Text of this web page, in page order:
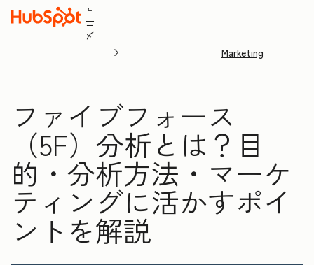
メ
ニ
ュ
Marketing
ファイブフォース
（5F）分析とは？目
的・分析方法・マーケ
ティングに活かすポイ
ントを解説